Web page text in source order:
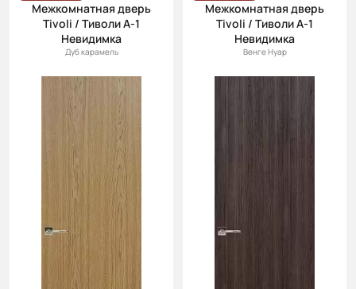
Межкомнатная дверь
Tivoli / Тиволи А-1
Невидимка
Дуб карамель
Межкомнатная дверь
Tivoli / Тиволи А-1
Невидимка
Венге Нуар